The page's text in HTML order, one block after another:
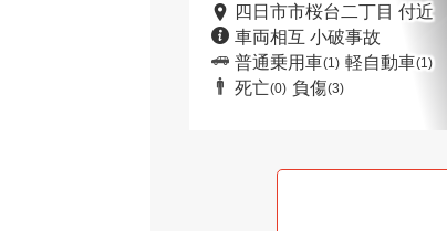
四日市市桜台二丁目 付近
車両相互 小破事故
普通乗用車(1) 軽自動車(1)
死亡(0) 負傷(3)